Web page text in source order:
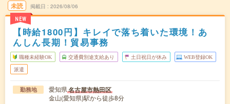
未読
NEW
掲載日 2026/08/06
【時給1800円】キレイで落ち着いた環境！あ
んしん長期！貿易事務
職種未経験OK 交通費別途支給あり 土日祝日が休み WEB登録OK
派遣
勤務地 愛知県名古屋市熱田区
金山(愛知県)駅から徒歩8分